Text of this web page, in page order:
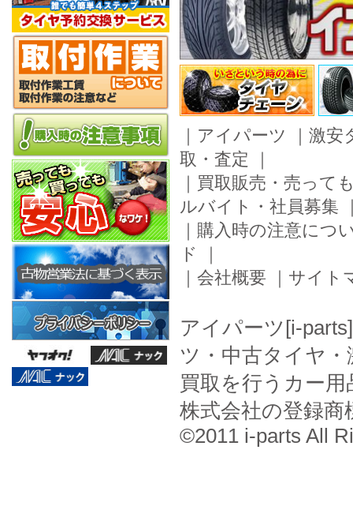
｜ アイパーツ ｜ 激安
取・査定 ｜
｜ 買取販売・売って
ルバイト・社員募集
｜ 購入時の注意につ
ド
｜
｜ 会社概要 ｜ サイト
アイパーツ[i-
ツ・中古タイヤ
買取を行うカー
株式会社の登録商
©2011 i-parts All